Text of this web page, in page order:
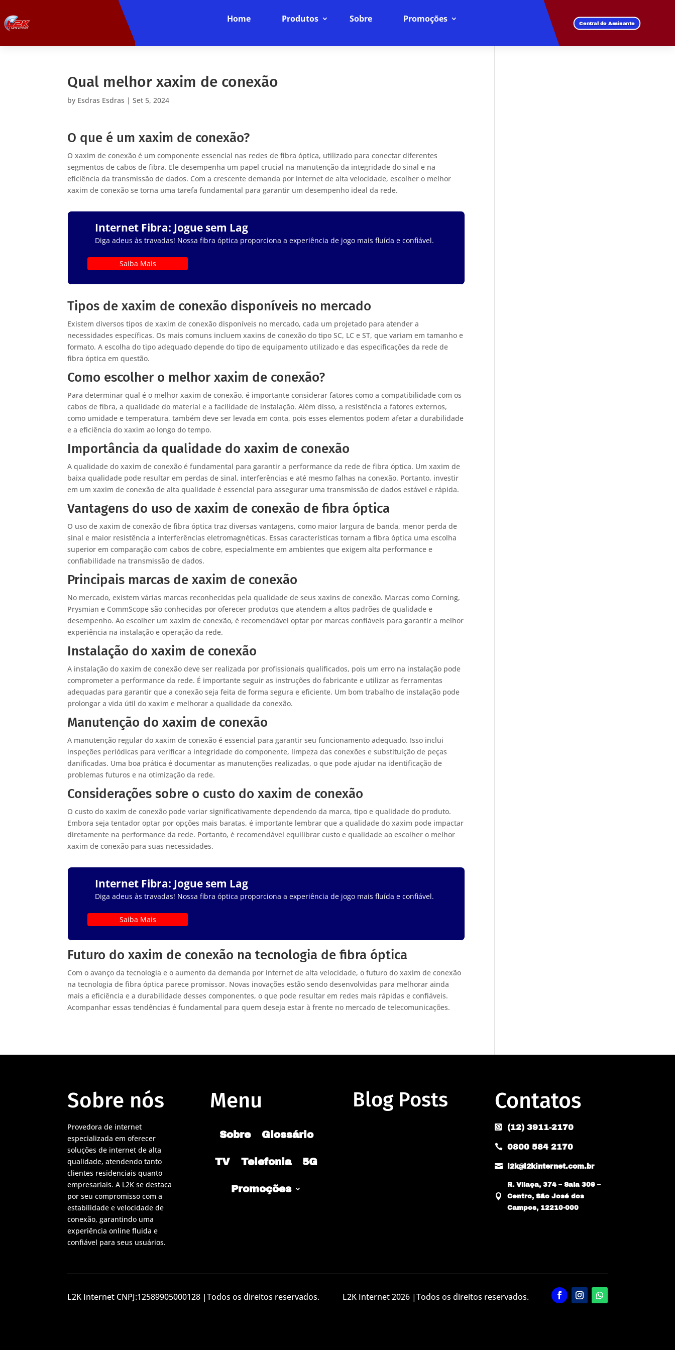
Home Produtos Sobre Promoções Central do Assinante
Qual melhor xaxim de conexão
by Esdras Esdras |Set 5, 2024
O que é um xaxim de conexão?
O xaxim de conexão é um componente essencial nas redes de fibra óptica, utilizado para conectar diferentes
segmentos de cabos de fibra. Ele desempenha um papel crucial na manutenção da integridade do sinal e na
eficiência da transmissão de dados. Com a crescente demanda por internet de alta velocidade, escolher o melhor
xaxim de conexão se torna uma tarefa fundamental para garantir um desempenho ideal da rede.
Internet Fibra: Jogue sem Lag
Diga adeus às travadas! Nossa fibra óptica proporciona a experiência de jogo mais fluída e confiável.
Saiba Mais
Tipos de xaxim de conexão disponíveis no mercado
Existem diversos tipos de xaxim de conexão disponíveis no mercado, cada um projetado para atender a
necessidades específicas. Os mais comuns incluem xaxins de conexão do tipo SC, LC e ST, que variam em tamanho e
formato. A escolha do tipo adequado depende do tipo de equipamento utilizado e das especificações da rede de
fibra óptica em questão.
Como escolher o melhor xaxim de conexão?
Para determinar qual é o melhor xaxim de conexão, é importante considerar fatores como a compatibilidade com os
cabos de fibra, a qualidade do material e a facilidade de instalação. Além disso, a resistência a fatores externos,
como umidade e temperatura, também deve ser levada em conta, pois esses elementos podem afetar a durabilidade
e a eficiência do xaxim ao longo do tempo.
Importância da qualidade do xaxim de conexão
A qualidade do xaxim de conexão é fundamental para garantir a performance da rede de fibra óptica. Um xaxim de
baixa qualidade pode resultar em perdas de sinal, interferências e até mesmo falhas na conexão. Portanto, investir
em um xaxim de conexão de alta qualidade é essencial para assegurar uma transmissão de dados estável e rápida.
Vantagens do uso de xaxim de conexão de fibra óptica
O uso de xaxim de conexão de fibra óptica traz diversas vantagens, como maior largura de banda, menor perda de
sinal e maior resistência a interferências eletromagnéticas. Essas características tornam a fibra óptica uma escolha
superior em comparação com cabos de cobre, especialmente em ambientes que exigem alta performance e
confiabilidade na transmissão de dados.
Principais marcas de xaxim de conexão
No mercado, existem várias marcas reconhecidas pela qualidade de seus xaxins de conexão. Marcas como Corning,
Prysmian e CommScope são conhecidas por oferecer produtos que atendem a altos padrões de qualidade e
desempenho. Ao escolher um xaxim de conexão, é recomendável optar por marcas confiáveis para garantir a melhor
experiência na instalação e operação da rede.
Instalação do xaxim de conexão
A instalação do xaxim de conexão deve ser realizada por profissionais qualificados, pois um erro na instalação pode
comprometer a performance da rede. É importante seguir as instruções do fabricante e utilizar as ferramentas
adequadas para garantir que a conexão seja feita de forma segura e eficiente. Um bom trabalho de instalação pode
prolongar a vida útil do xaxim e melhorar a qualidade da conexão.
Manutenção do xaxim de conexão
A manutenção regular do xaxim de conexão é essencial para garantir seu funcionamento adequado. Isso inclui
inspeções periódicas para verificar a integridade do componente, limpeza das conexões e substituição de peças
danificadas. Uma boa prática é documentar as manutenções realizadas, o que pode ajudar na identificação de
problemas futuros e na otimização da rede.
Considerações sobre o custo do xaxim de conexão
O custo do xaxim de conexão pode variar significativamente dependendo da marca, tipo e qualidade do produto.
Embora seja tentador optar por opções mais baratas, é importante lembrar que a qualidade do xaxim pode impactar
diretamente na performance da rede. Portanto, é recomendável equilibrar custo e qualidade ao escolher o melhor
xaxim de conexão para suas necessidades.
Internet Fibra: Jogue sem Lag
Diga adeus às travadas! Nossa fibra óptica proporciona a experiência de jogo mais fluída e confiável.
Saiba Mais
Futuro do xaxim de conexão na tecnologia de fibra óptica
Com o avanço da tecnologia e o aumento da demanda por internet de alta velocidade, o futuro do xaxim de conexão
na tecnologia de fibra óptica parece promissor. Novas inovações estão sendo desenvolvidas para melhorar ainda
mais a eficiência e a durabilidade desses componentes, o que pode resultar em redes mais rápidas e confiáveis.
Acompanhar essas tendências é fundamental para quem deseja estar à frente no mercado de telecomunicações.
Sobre nós
Provedora de internet
especializada em oferecer
soluções de internet de alta
qualidade, atendendo tanto
clientes residenciais quanto
empresariais. A L2K se destaca
por seu compromisso com a
estabilidade e velocidade de
conexão, garantindo uma
experiência online fluida e
confiável para seus usuários.
Menu
Sobre Glossário
TV Telefonia 5G
Promoções
Blog Posts Contatos
 (12) 3911-2170
 0800 584 2170
 l2k@l2kinternet.com.br

R. Vilaça, 374 – Sala 309 –
Centro, São José dos
Campos, 12210-000
L2K Internet CNPJ:12589905000128 |Todos os direitos reservados. L2K Internet 2026 |Todos os direitos reservados.